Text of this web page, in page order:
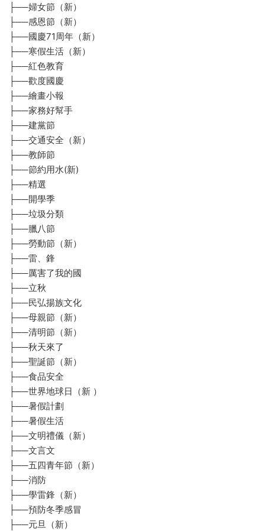
├──婦女節（新）
├──感恩節（新）
├──國慶71周年（新）
├──寒假生活（新）
├──紅色教育
├──歡度國慶
├──繪畫小報
├──家務好幫手
├──建黨節
├──交通安全（新）
├──教師節
├──節約用水(新)
├──精選
├──開學季
├──垃圾分類
├──臘八節
├──勞動節（新）
├──雷、鋒
├──厲害了我的國
├──立秋
├──民弘揚族文化
├──母親節（新）
├──清明節（新）
├──秋天來了
├──聖誕節（新）
├──食品安全
├──世界地球日（新 ）
├──暑假計劃
├──暑假生活
├──文明禮儀（新）
├──文言文
├──五四青年節（新）
├──消防
├──學雷鋒（新）
├──預防冬季感冒
├──元旦（新）